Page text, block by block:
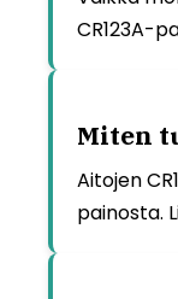
CR123A-
Miten
Aitojen
painosta.